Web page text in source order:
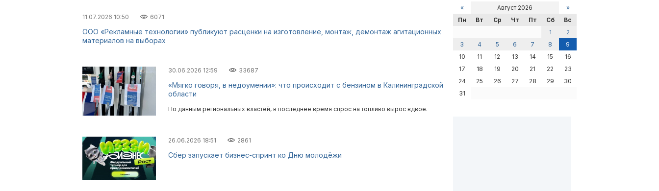
11.07.2026 10:50 6071
ООО «Рекламные технологии» публикуют расценки на изготовление, монтаж, демонтаж агитационных
материалов на выборах
30.06.2026 12:59 33687
«Мягко говоря, в недоумении»: что происходит с бензином в Калининградской
области
По данным региональных властей, в последнее время спрос на топливо вырос вдвое.
26.06.2026 18:51 2861
Сбер запускает бизнес-спринт ко Дню молодёжи
« Август 2026
»
Пн
Вт Ср Чт Пт Сб
Вс
1
2
3
4 5 6 7 8
9
10
11 12 13 14 15
16
17
18 19 20 21 22
23
24
25 26 27 28 29
30
31